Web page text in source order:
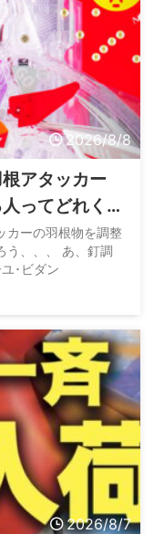
2026/8/8
アタッカー
ってどれく
カーの羽根物を調整
う、、、 あ、釘調
･ビダン
2026/8/7